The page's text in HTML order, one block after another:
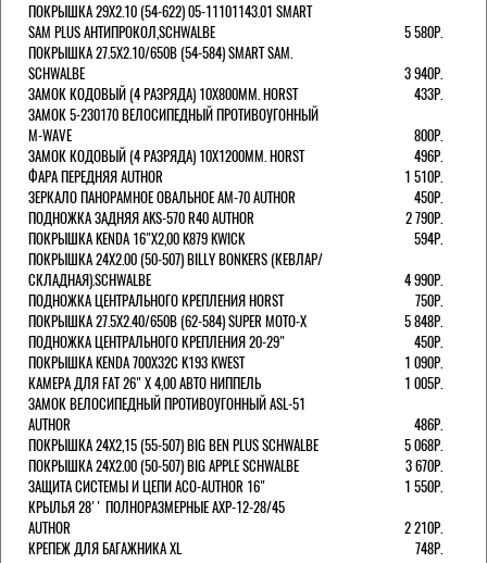
ПОКРЫШКА 29X2.10 (54-622) 05-11101143.01 SMART
SAM PLUS АНТИПРОКОЛ,SCHWALBE
5 580Р.
ПОКРЫШКА 27.5X2.10/650B (54-584) SMART SAM.
SCHWALBE
3 940Р.
ЗАМОК КОДОВЫЙ (4 РАЗРЯДА) 10Х800ММ. HORST
433Р.
ЗАМОК 5-230170 ВЕЛОСИПЕДНЫЙ ПРОТИВОУГОННЫЙ
M-WAVE
800Р.
ЗАМОК КОДОВЫЙ (4 РАЗРЯДА) 10Х1200ММ. HORST
496Р.
ФАРА ПЕРЕДНЯЯ AUTHOR
1 510Р.
ЗЕРКАЛО ПАНОРАМНОЕ ОВАЛЬНОЕ AM-70 AUTHOR
450Р.
ПОДНОЖКА ЗАДНЯЯ AKS-570 R40 AUTHOR
2 790Р.
ПОКРЫШКА KENDA 16"Х2,00 K879 KWICK
594Р.
ПОКРЫШКА 24X2.00 (50-507) BILLY BONKERS (КЕВЛАР/
СКЛАДНАЯ).SCHWALBE
4 990Р.
ПОДНОЖКА ЦЕНТРАЛЬНОГО КРЕПЛЕНИЯ HORST
750Р.
ПОКРЫШКА 27.5X2.40/650B (62-584) SUPER MOTO-X
5 848Р.
ПОДНОЖКА ЦЕНТРАЛЬНОГО КРЕПЛЕНИЯ 20-29"
450Р.
ПОКРЫШКА KENDA 700Х32С K193 KWEST
1 090Р.
КАМЕРА ДЛЯ FAT 26" X 4,00 АВТО НИППЕЛЬ
1 005Р.
ЗАМОК ВЕЛОСИПЕДНЫЙ ПРОТИВОУГОННЫЙ ASL-51
AUTHOR
486Р.
ПОКРЫШКА 24X2,15 (55-507) BIG BEN PLUS SCHWALBE
5 068Р.
ПОКРЫШКА 24X2.00 (50-507) BIG APPLE SCHWALBE
3 670Р.
ЗАЩИТА СИСТЕМЫ И ЦЕПИ ACO-AUTHOR 16"
1 550Р.
КРЫЛЬЯ 28'' ПОЛНОРАЗМЕРНЫЕ AXP-12-28/45
AUTHOR
2 210Р.
КРЕПЕЖ ДЛЯ БАГАЖНИКА XL
748Р.